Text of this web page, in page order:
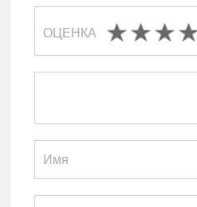
ОЦЕНКА